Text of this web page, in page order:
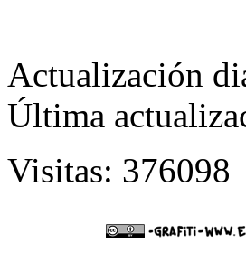
Actualización
Última
Visitas: 376098